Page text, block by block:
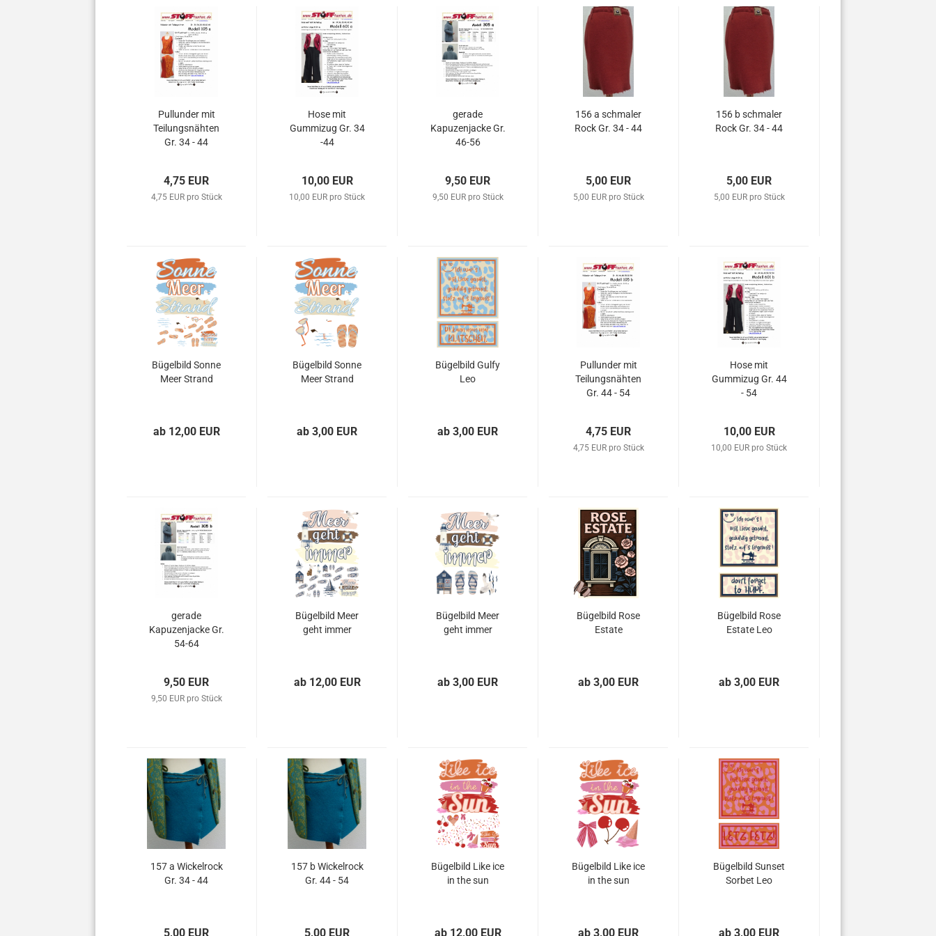
Pullunder mit
Teilungsnähten
Gr. 34 - 44
4,75 EUR
4,75 EUR pro Stück
Hose mit
Gummizug Gr. 34
-44
10,00 EUR
10,00 EUR pro Stück
gerade
Kapuzenjacke Gr.
46-56
9,50 EUR
9,50 EUR pro Stück
156 a schmaler
Rock Gr. 34 - 44
5,00 EUR
5,00 EUR pro Stück
156 b schmaler
Rock Gr. 34 - 44
5,00 EUR
5,00 EUR pro Stück
Bügelbild Sonne
Meer Strand
ab 12,00 EUR
Bügelbild Sonne
Meer Strand
ab 3,00 EUR
Bügelbild Gulfy
Leo
ab 3,00 EUR
Pullunder mit
Teilungsnähten
Gr. 44 - 54
4,75 EUR
4,75 EUR pro Stück
Hose mit
Gummizug Gr. 44
- 54
10,00 EUR
10,00 EUR pro Stück
gerade
Kapuzenjacke Gr.
54-64
9,50 EUR
9,50 EUR pro Stück
Bügelbild Meer
geht immer
ab 12,00 EUR
Bügelbild Meer
geht immer
ab 3,00 EUR
Bügelbild Rose
Estate
ab 3,00 EUR
Bügelbild Rose
Estate Leo
ab 3,00 EUR
157 a Wickelrock
Gr. 34 - 44
5,00 EUR
157 b Wickelrock
Gr. 44 - 54
5,00 EUR
Bügelbild Like ice
in the sun
ab 12,00 EUR
Bügelbild Like ice
in the sun
ab 3,00 EUR
Bügelbild Sunset
Sorbet Leo
ab 3,00 EUR